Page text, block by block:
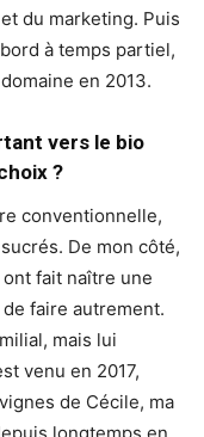
du marketing. Puis
à temps partiel,
en 2013.
vers le bio
?
conventionnelle,
De mon côté,
fait naître une
faire autrement.
mais lui
venu en 2017,
de Cécile, ma
longtemps en